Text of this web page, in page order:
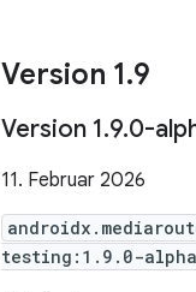
Version 1.9
Version 1.9.0-
11. Februar 2026
testing:1.9.0-